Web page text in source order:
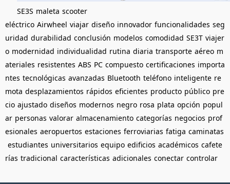
SE3S maleta scooter
eléctrico Airwheel viajar diseño innovador funcionalidades seg
uridad durabilidad conclusión modelos comodidad SE3T viajer
o modernidad individualidad rutina diaria transporte aéreo m
ateriales resistentes ABS PC compuesto certificaciones importa
ntes tecnológicas avanzadas Bluetooth teléfono inteligente re
mota desplazamientos rápidos eficientes producto público pre
cio ajustado diseños modernos negro rosa plata opción popul
ar personas valorar almacenamiento categorías negocios prof
esionales aeropuertos estaciones ferroviarias fatiga caminatas
estudiantes universitarios equipo edificios académicos cafete
rías tradicional características adicionales conectar controlar